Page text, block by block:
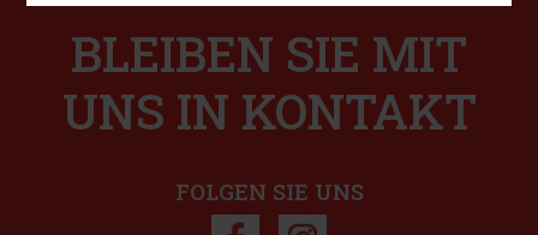
BLEIBEN SIE MIT
UNS IN KONTAKT
FOLGEN SIE UNS